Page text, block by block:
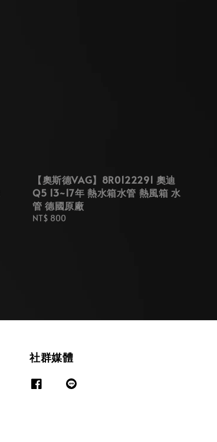
【奧斯德VAG】8R0122291 奧迪
Q5 13~17年 熱水箱水管 熱風箱 水
管 德國原廠
Regular
NT$ 800
社群媒體